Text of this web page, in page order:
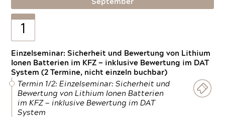
September
1
Einzelseminar: Sicherheit und Bewertung von Lithium
Ionen Batterien im KFZ — inklusive Bewertung im DAT
System (2 Termine, nicht einzeln buchbar)
Termin 1/2: Einzelseminar: Sicherheit und
Bewertung von Lithium Ionen Batterien
im KFZ — inklusive Bewertung im DAT
System